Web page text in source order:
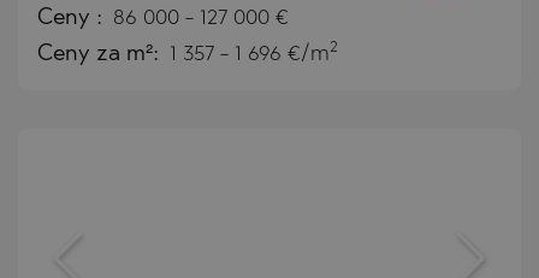
Ceny : 86 000 - 127 000 €
Ceny za m²: 1 357 - 1 696 €/m2